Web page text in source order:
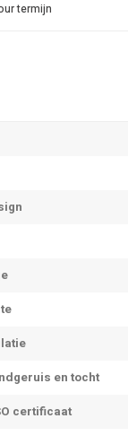
termijn
en tocht
certificaat